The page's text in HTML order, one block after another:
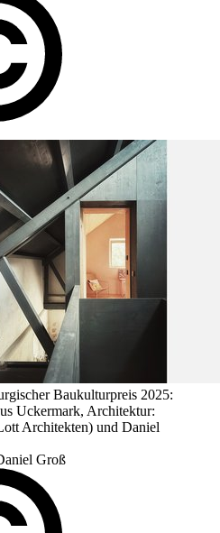
Baukulturpreis 2025:
Uckermark, Architektur:
Architekten) und Daniel
Groß